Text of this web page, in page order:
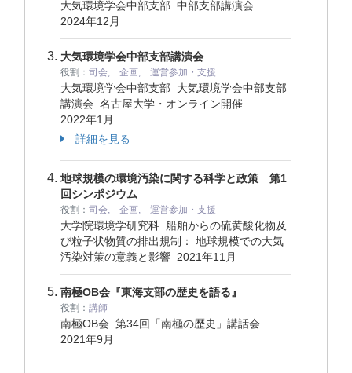
大気環境学会中部支部 中部支部講演会
2024年12月
大気環境学会中部支部講演会
役割： 司会, 企画, 運営参加・支援
大気環境学会中部支部 大気環境学会中部支部
講演会 名古屋大学・オンライン開催
2022年1月
詳細を見る
地球規模の環境汚染に関する科学と政策 第1
回シンポジウム
役割： 司会, 企画, 運営参加・支援
大学院環境学研究科 船舶からの硫黄酸化物及
び粒子状物質の排出規制： 地球規模での大気
汚染対策の意義と影響 2021年11月
南極OB会『東海支部の歴史を語る』
役割： 講師
南極OB会 第34回「南極の歴史」講話会
2021年9月